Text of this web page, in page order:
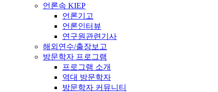
언론속 KIEP
언론기고
언론인터뷰
연구원관련기사
해외연수/출장보고
방문학자 프로그램
프로그램 소개
역대 방문학자
방문학자 커뮤니티